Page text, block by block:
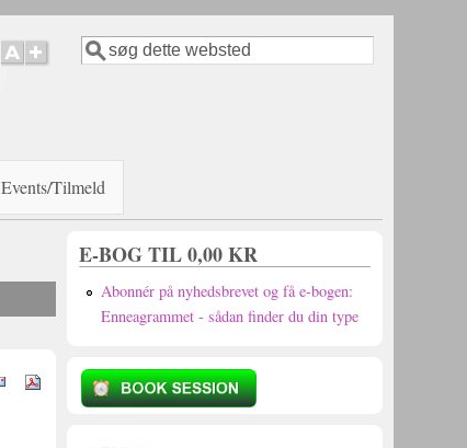
Søgefelt
Søg
Events/Tilmeld
E-BOG TIL 0,00 KR
Abonnér på nyhedsbrevet og få e-bogen:
Enneagrammet - sådan finder du din type